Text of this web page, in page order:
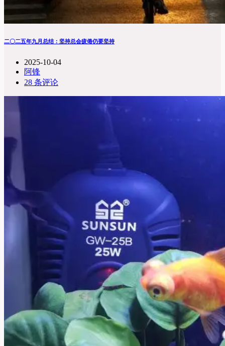
二〇二五年九月总结：坚持总会疲倦仍要坚持
2025-10-04
阿锋
28 条评论